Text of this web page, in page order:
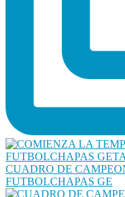
CUADRO DE
FUTBOLCHAPAS GE